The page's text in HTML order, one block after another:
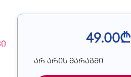
49.00₾
არ არის მარაგში